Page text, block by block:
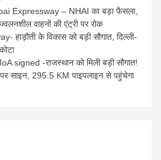
Expressway – NHAI का बड़ा फैसला,
वाहनों की एंट्री पर रोक
के विकास को बड़ी सौगात, दिल्ली-
signed -राजस्थान को मिली बड़ी सौगात!
साइन, 295.5 KM पाइपलाइन से पहुंचेगा